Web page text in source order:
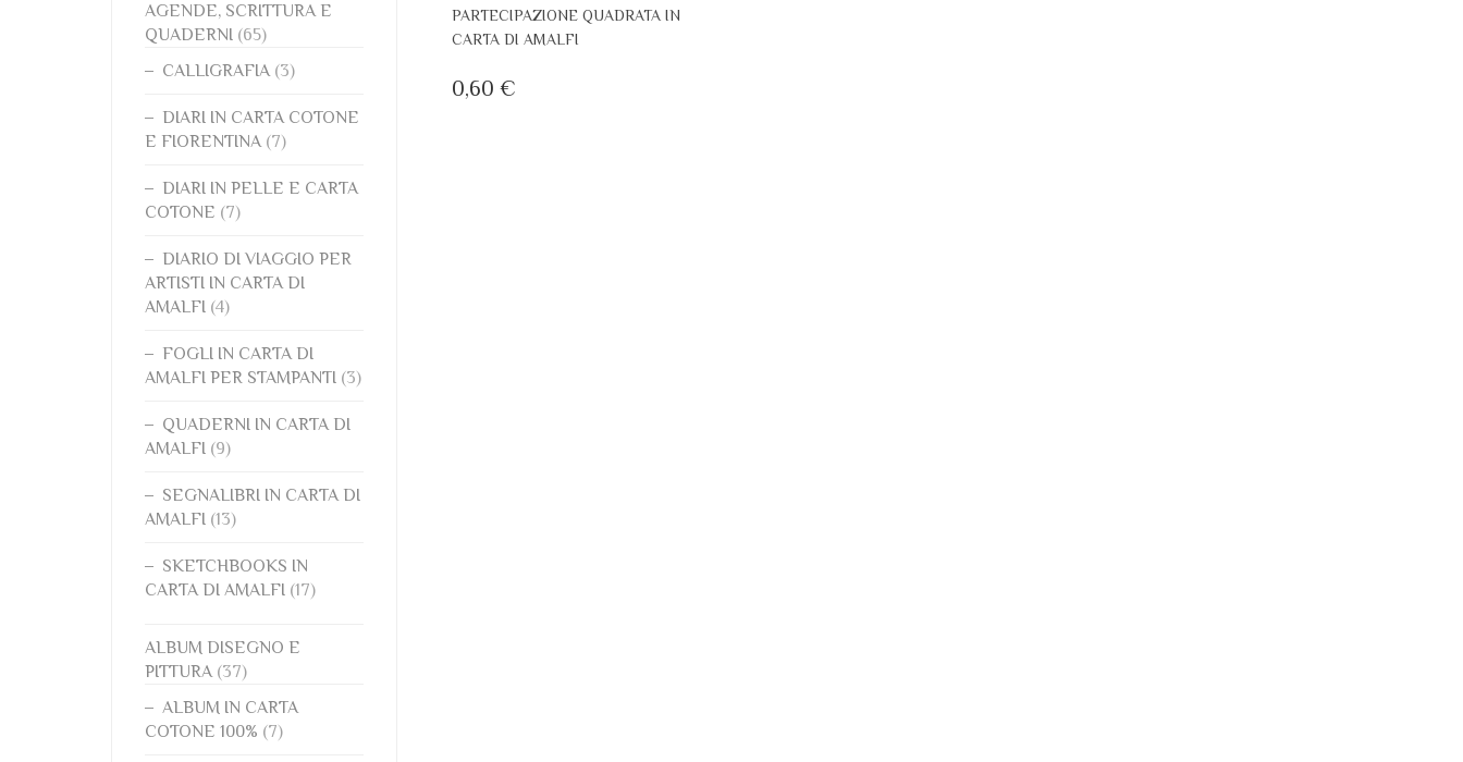
PARTECIPAZIONE QUADRATA IN
CARTA DI AMALFI
0,60 €
AGENDE, SCRITTURA E
QUADERNI (65)
CALLIGRAFIA (3)
DIARI IN CARTA COTONE
E FIORENTINA (7)
DIARI IN PELLE E CARTA
COTONE (7)
DIARIO DI VIAGGIO PER
ARTISTI IN CARTA DI
AMALFI (4)
FOGLI IN CARTA DI
AMALFI PER STAMPANTI (3)
QUADERNI IN CARTA DI
AMALFI (9)
SEGNALIBRI IN CARTA DI
AMALFI (13)
SKETCHBOOKS IN
CARTA DI AMALFI (17)
ALBUM DISEGNO E
PITTURA (37)
ALBUM IN CARTA
COTONE 100% (7)